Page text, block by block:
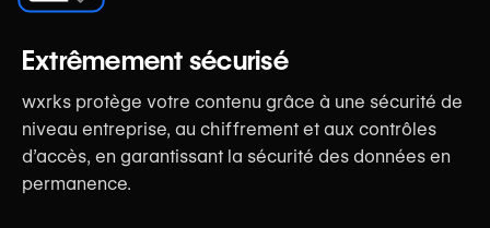
Extrêmement sécurisé
wxrks protège votre contenu grâce à une sécurité de
niveau entreprise, au chiffrement et aux contrôles
d’accès, en garantissant la sécurité des données en
permanence.